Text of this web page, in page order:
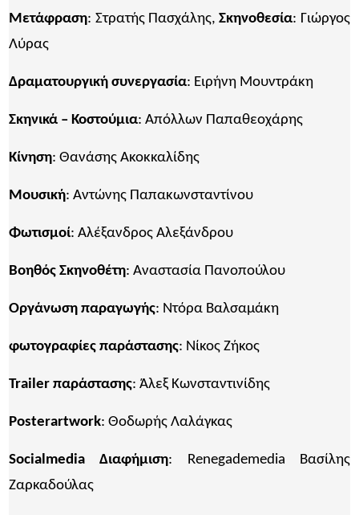
Μετάφραση: Στρατής Πασχάλης,Σκηνοθεσία: Γιώργος
Λύρας
Δραματουργική συνεργασία: Ειρήνη Μουντράκη
Σκηνικά – Κοστούμια: Απόλλων Παπαθεοχάρης
Κίνηση: Θανάσης Ακοκκαλίδης
Μουσική: Αντώνης Παπακωνσταντίνου
Φωτισμοί: Αλέξανδρος Αλεξάνδρου
Βοηθός Σκηνοθέτη: Αναστασία Πανοπούλου
Οργάνωση παραγωγής: Ντόρα Βαλσαμάκη
φωτογραφίες παράστασης: Νίκος Ζήκος
Trailer παράστασης: Άλεξ Κωνσταντινίδης
Posterartwork: Θοδωρής Λαλάγκας
Socialmedia Διαφήμιση: Renegademedia Βασίλης
Ζαρκαδούλας